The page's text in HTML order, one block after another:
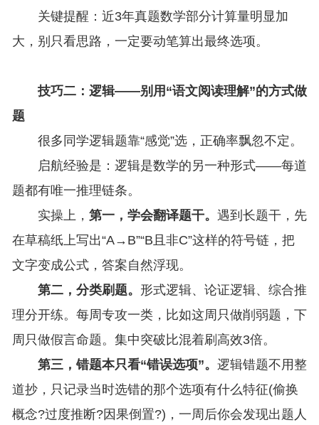
关键提醒：近3年真题数学部分计算量明显加
大，别只看思路，一定要动笔算出最终选项。
技巧二：逻辑——别用“语文阅读理解”的方式做
题
很多同学逻辑题靠“感觉”选，正确率飘忽不定。
启航经验是：逻辑是数学的另一种形式——每道
题都有唯一推理链条。
实操上， 第一，学会翻译题干。 遇到长题干，先
在草稿纸上写出“A→B”“B且非C”这样的符号链，把
文字变成公式，答案自然浮现。
第二，分类刷题。 形式逻辑、论证逻辑、综合推
理分开练。每周专攻一类，比如这周只做削弱题，下
周只做假言命题。集中突破比混着刷高效3倍。
第三，错题本只看“错误选项”。 逻辑错题不用整
道抄，只记录当时选错的那个选项有什么特征(偷换
概念?过度推断?因果倒置?)，一周后你会发现出题人